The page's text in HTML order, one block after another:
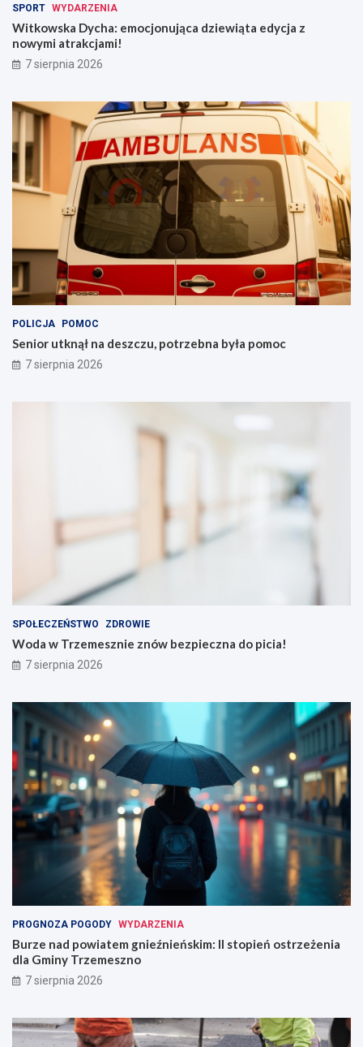
SPORT WYDARZENIA
Witkowska Dycha: emocjonująca dziewiąta edycja z
nowymi atrakcjami!
7 sierpnia 2026
POLICJA POMOC
Senior utknął na deszczu, potrzebna była pomoc
7 sierpnia 2026
SPOŁECZEŃSTWO ZDROWIE
Woda w Trzemesznie znów bezpieczna do picia!
7 sierpnia 2026
PROGNOZA POGODY WYDARZENIA
Burze nad powiatem gnieźnieńskim: II stopień ostrzeżenia
dla Gminy Trzemeszno
7 sierpnia 2026